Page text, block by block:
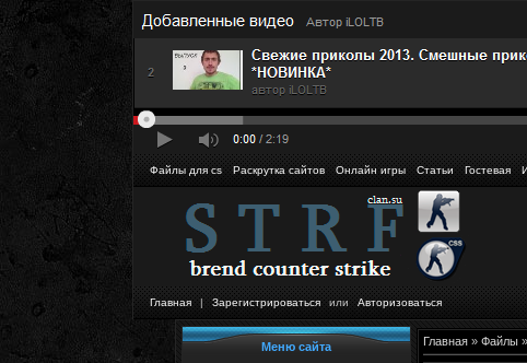
Файлы для cs Раскрутка сайтов Онлайн игры Статьи Гостевая
Главная | Зарегистрироваться или Авторизоваться
Меню сайта Главная » Файлы »